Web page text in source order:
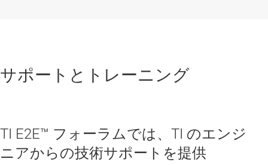
サポートとトレーニング
TI E2E™ フォーラムでは、TI のエンジ
ニアからの技術サポートを提供